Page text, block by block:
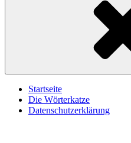
Startseite
Die Wörterkatze
Datenschutzerklärung